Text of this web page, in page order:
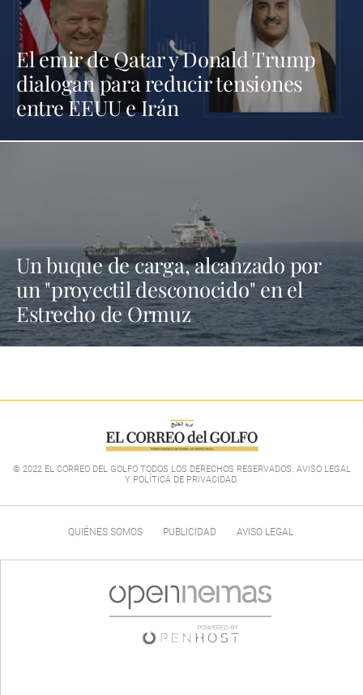
El emir de Qatar y Donald Trump
dialogan para reducir tensiones
entre EEUU e Irán
Un buque de carga, alcanzado por
un "proyectil desconocido" en el
Estrecho de Ormuz
© 2022 EL CORREO DEL GOLFO TODOS LOS DERECHOS RESERVADOS. AVISO LEGAL
Y POLÍTICA DE PRIVACIDAD.
QUIÉNES SOMOS PUBLICIDAD AVISO LEGAL